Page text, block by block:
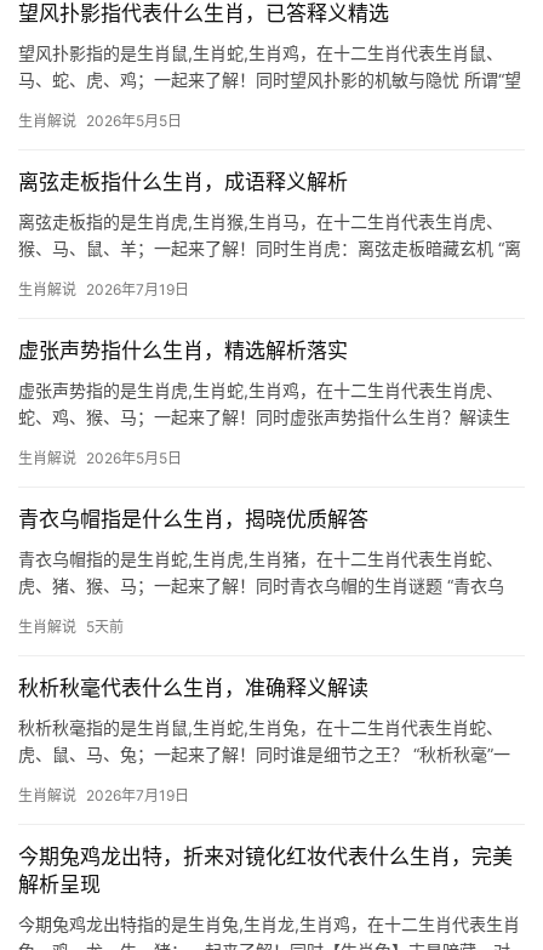
望风扑影指代表什么生肖，已答释义精选
望风扑影指的是生肖鼠,生肖蛇,生肖鸡，在十二生肖代表生肖鼠、
马、蛇、虎、鸡；一起来了解！同时望风扑影的机敏与隐忧 所谓“望
吹草动便迅速隐匿，这类人天生警觉，能嗅到危机，却也易因过度
生肖解说 2026年5月5日
离弦走板指什么生肖，成语释义解析
离弦走板指的是生肖虎,生肖猴,生肖马，在十二生肖代表生肖虎、
猴、马、鼠、羊；一起来了解！同时生肖虎：离弦走板暗藏玄机 “离
语暗指何生肖，生肖虎当属首位，虎性刚烈，行动如风，恰似离弦
生肖解说 2026年7月19日
虚张声势指什么生肖，精选解析落实
虚张声势指的是生肖虎,生肖蛇,生肖鸡，在十二生肖代表生肖虎、
蛇、鸡、猴、马；一起来了解！同时虚张声势指什么生肖？解读生
威猛，但若底气不足，便会吼声震天以慑敌，恰如成语所喻，另有
生肖解说 2026年5月5日
青衣乌帽指是什么生肖，揭晓优质解答
青衣乌帽指的是生肖蛇,生肖虎,生肖猪，在十二生肖代表生肖蛇、
虎、猪、猴、马；一起来了解！同时青衣乌帽的生肖谜题 “青衣乌
“青”色，而乌帽即黑帽，二者结合指向“青”与“黑”交融的动物——生
生肖解说 5天前
秋析秋毫代表什么生肖，准确释义解读
秋析秋毫指的是生肖鼠,生肖蛇,生肖兔，在十二生肖代表生肖蛇、
虎、鼠、马、兔；一起来了解！同时谁是细节之王？ “秋析秋毫”一
文化中，这一特质与生肖蛇最为契合，蛇类天生敏感，行动前必先
生肖解说 2026年7月19日
今期兔鸡龙出特，折来对镜化红妆代表什么生肖，完美
解析呈现
今期兔鸡龙出特指的是生肖兔,生肖龙,生肖鸡，在十二生肖代表生肖